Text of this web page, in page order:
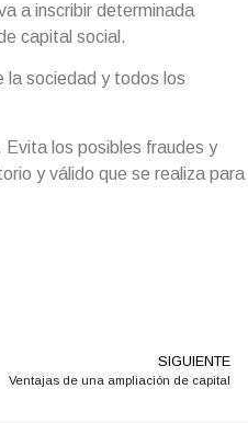
a inscribir determinada
capital social.
la sociedad y todos los
Evita los posibles fraudes y
y válido que se realiza para
SIGUIENTE
Ventajas de una ampliación de capital